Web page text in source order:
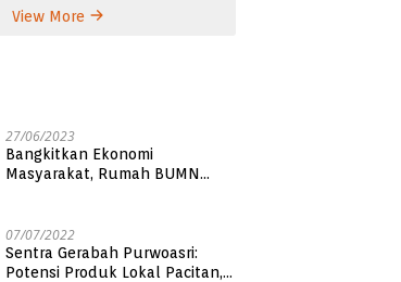
View More
27/06/2023
Bangkitkan Ekonomi
Masyarakat, Rumah BUMN
07/07/2022
Sentra Gerabah Purwoasri:
Potensi Produk Lokal Pacitan,